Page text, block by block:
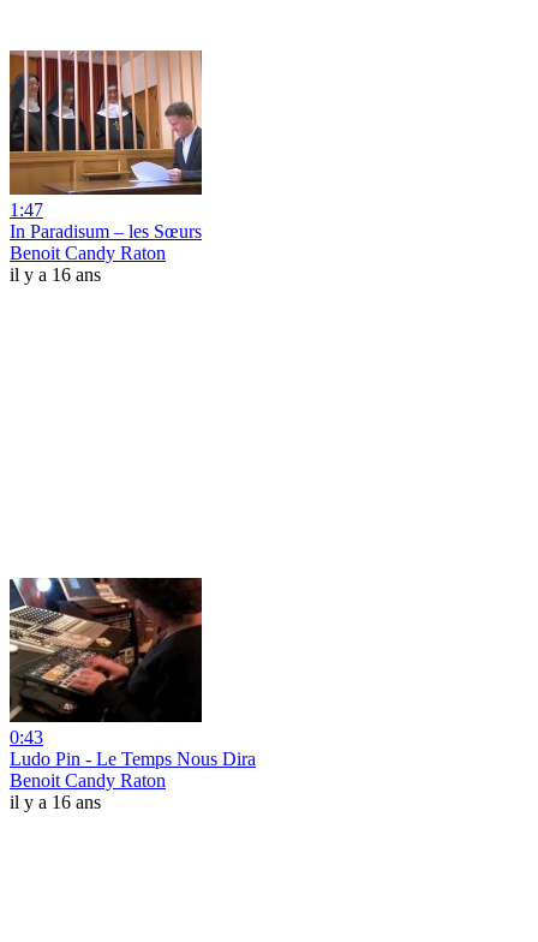
1:47
In Paradisum – les Sœurs
Benoit Candy Raton
il y a 16 ans
0:43
Ludo Pin - Le Temps Nous Dira
Benoit Candy Raton
il y a 16 ans